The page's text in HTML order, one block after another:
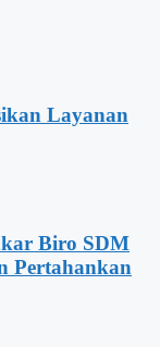
Layanan
Biro SDM
Pertahankan